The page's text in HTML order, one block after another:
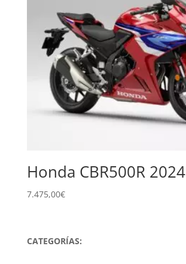
Honda CBR500R 2024
7.475,00€
CATEGORÍAS: